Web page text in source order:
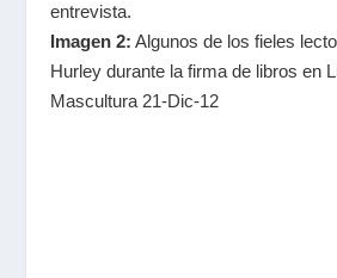
entrevista.
Imagen 2: Algunos de los fieles
Hurley durante la firma de libros en
Mascultura 21-Dic-12